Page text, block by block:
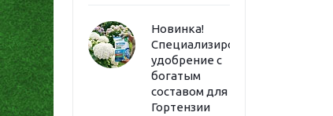
Новинка!
Специализированное
удобрение с
богатым
составом для
Гортензии